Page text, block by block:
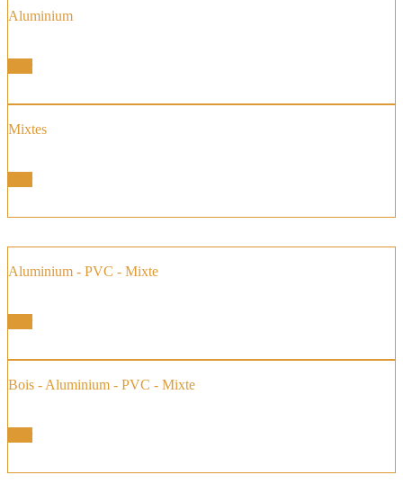
Aluminium
Mixtes
Aluminium - PVC - Mixte
Bois - Aluminium - PVC - Mixte